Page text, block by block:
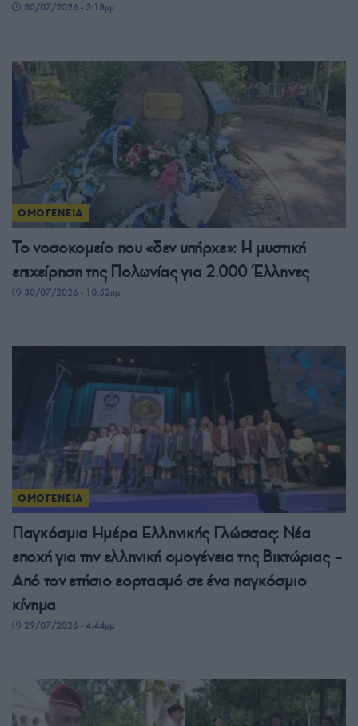
30/07/2026 - 5:18μμ
ΟΜΟΓΕΝΕΙΑ
Το νοσοκομείο που «δεν υπήρχε»: Η μυστική
επιχείρηση της Πολωνίας για 2.000 Έλληνες
30/07/2026 - 10:52πμ
ΟΜΟΓΕΝΕΙΑ
Παγκόσμια Ημέρα Ελληνικής Γλώσσας: Νέα
εποχή για την ελληνική ομογένεια της Βικτώριας –
Από τον ετήσιο εορτασμό σε ένα παγκόσμιο
κίνημα
29/07/2026 - 4:44μμ